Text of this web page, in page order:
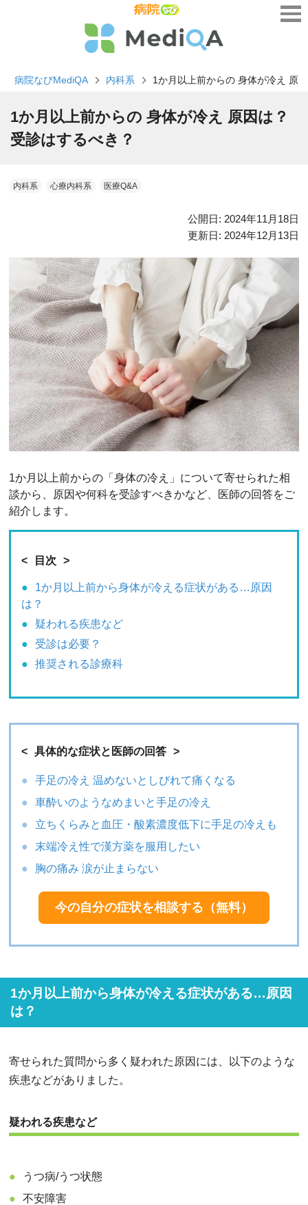
病院なびMediQA 内科系 1か月以上前からの 身体が冷え 原
1か月以上前からの 身体が冷え 原因は？
受診はするべき？
内科系 心療内科系 医療Q&A
公開日: 2024年11月18日
更新日: 2024年12月13日
1か月以上前からの「身体の冷え」について寄せられた相
談から、原因や何科を受診すべきかなど、医師の回答をご
紹介します。
目次
1か月以上前から身体が冷える症状がある…原因
は？
疑われる疾患など
受診は必要？
推奨される診療科
具体的な症状と医師の回答
手足の冷え 温めないとしびれて痛くなる
車酔いのようなめまいと手足の冷え
立ちくらみと血圧・酸素濃度低下に手足の冷えも
末端冷え性で漢方薬を服用したい
胸の痛み 涙が止まらない
今の自分の症状を相談する（無料）
1か月以上前から身体が冷える症状がある…原因
は？
寄せられた質問から多く疑われた原因には、以下のような
疾患などがありました。
疑われる疾患など
うつ病/うつ状態
不安障害